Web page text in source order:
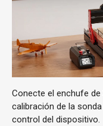
Conecte el enchufe
calibración de la
control del dispositivo.